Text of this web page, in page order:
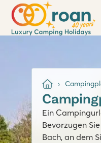
Ein
Bevorzugen
Bach, an dem